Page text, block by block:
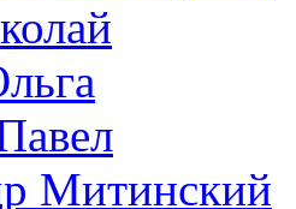
Митинский